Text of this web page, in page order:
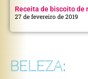
Receita de biscoito de
27 de fevereiro de 2019
BELEZA: